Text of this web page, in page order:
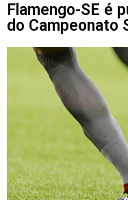
Flamengo-SE é
do Campeonato